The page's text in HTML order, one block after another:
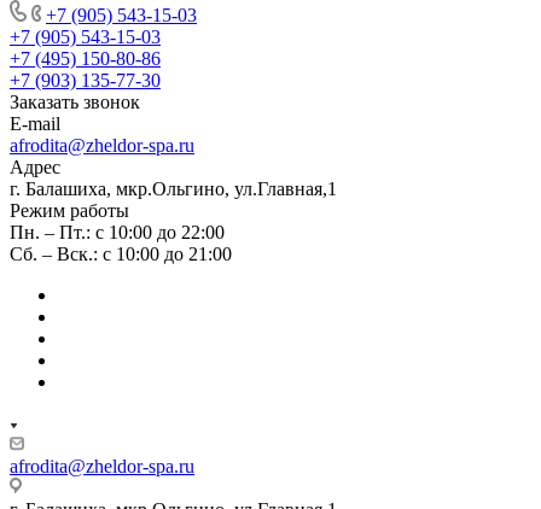
+7 (905) 543-15-03
+7 (905) 543-15-03
+7 (495) 150-80-86
+7 (903) 135-77-30
Заказать звонок
E-mail
afrodita@zheldor-spa.ru
Адрес
г. Балашиха, мкр.Ольгино, ул.Главная,1
Режим работы
Пн. – Пт.: с 10:00 до 22:00
Сб. – Вск.: с 10:00 до 21:00
afrodita@zheldor-spa.ru